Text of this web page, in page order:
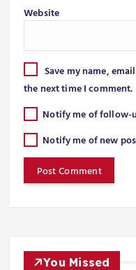
Website
Save my name,
the next time I comment.
Notify me of follow-
Notify me of new
You Missed